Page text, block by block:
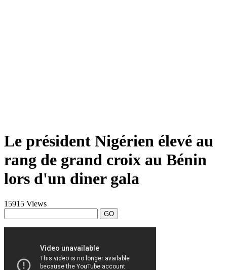
Le président Nigérien élevé au
rang de grand croix au Bénin
lors d'un diner gala
15915 Views
GO